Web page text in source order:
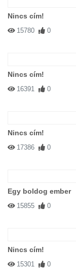
Nincs cím!
15780 0
Nincs cím!
16391 0
Nincs cím!
17386 0
Egy boldog ember
15855 0
Nincs cím!
15301 0